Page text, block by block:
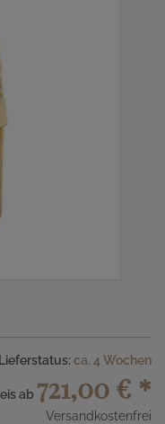
Lieferstatus: ca. 4 Wochen
ab 721,00 € *
Versandkostenfrei